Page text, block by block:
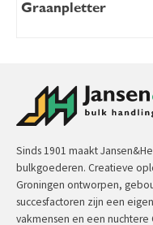
Graanpletter
Sinds 1901 maakt
bulkgoederen. Creatieve
Groningen ontworpen,
succesfactoren zijn een
vakmensen en een